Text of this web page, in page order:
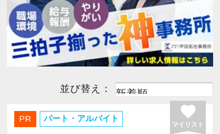
PC版サイトを見る
採用ご担当者様
並び替え：
PR パート・アルバイト favorite
マイリスト